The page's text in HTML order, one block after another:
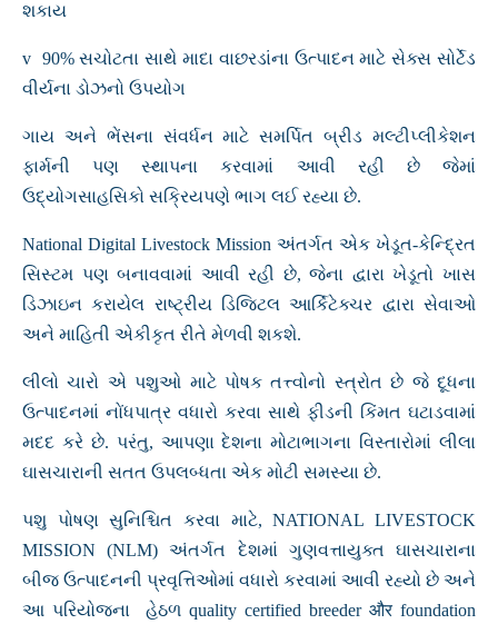
શકાય
v 90% સચોટતા સાથે માદા વાછરડાંના ઉત્પાદન માટે સેક્સ સોર્ટેડ
વીર્યના ડોઝનો ઉપયોગ
ગાય અને ભેંસના સંવર્ધન માટે સમર્પિત બ્રીડ મલ્ટીપ્લીકેશન
ફાર્મની પણ સ્થાપના કરવામાં આવી રહી છે જેમાં
ઉદ્યોગસાહસિકો સક્રિયપણે ભાગ લઈ રહ્યા છે.
National Digital Livestock Mission અંતર્ગત એક ખેડૂત-કેન્દ્રિત
સિસ્ટમ પણ બનાવવામાં આવી રહી છે, જેના દ્વારા ખેડૂતો ખાસ
ડિઝાઇન કરાયેલ રાષ્ટ્રીય ડિજિટલ આર્કિટેક્ચર દ્વારા સેવાઓ
અને માહિતી એકીકૃત રીતે મેળવી શકશે.
લીલો ચારો એ પશુઓ માટે પોષક તત્ત્વોનો સ્ત્રોત છે જે દૂધના
ઉત્પાદનમાં નોંધપાત્ર વધારો કરવા સાથે ફીડની કિંમત ઘટાડવામાં
મદદ કરે છે. પરંતુ, આપણા દેશના મોટાભાગના વિસ્તારોમાં લીલા
ઘાસચારાની સતત ઉપલબ્ધતા એક મોટી સમસ્યા છે.
પશુ પોષણ સુનિશ્ચિત કરવા માટે, NATIONAL LIVESTOCK
MISSION (NLM) અંતર્ગત દેશમાં ગુણવત્તાયુક્ત ઘાસચારાના
બીજ ઉત્પાદનની પ્રવૃત્તિઓમાં વધારો કરવામાં આવી રહ્યો છે અને
આ પરિયોજના હેઠળ quality certified breeder और foundation